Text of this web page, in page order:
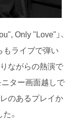
Only "Love"」、
ライブで弾い
ながらの熱演で
ター画面越しで
のあるプレイか
。